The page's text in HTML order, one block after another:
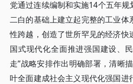
党通过连续编制和实施14个五年
二白的基础上建立起完整的工业
性跨越，创造了世所罕见的经济
国式现代化全面推进强国建设、
走”战略安排作出明确部署，清晰
叶全面建成社会主义现代化强国